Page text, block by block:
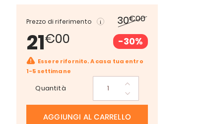
Prezzo di riferimento 30€00
21€00 -30%
Essere rifornito. A casa tua entro
1-5 settimane
Quantità
AGGIUNGI AL CARRELLO